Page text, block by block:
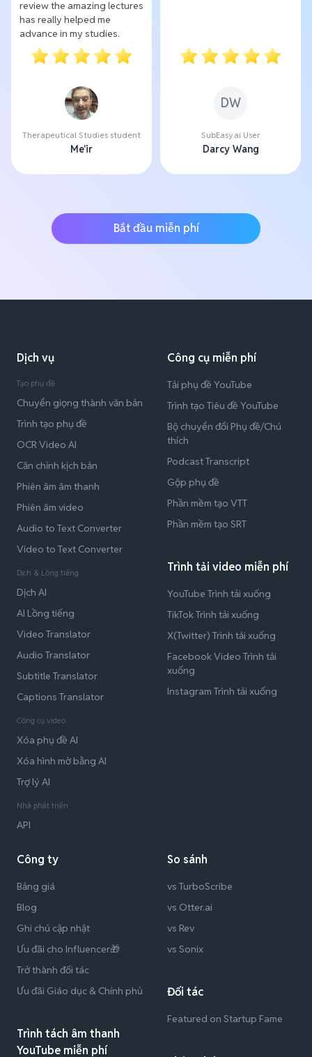
review the amazing lectures
has really helped me
advance in my studies.
Therapeutical Studies student
Me'ir
DW
SubEasy.ai User
Darcy Wang
Bắt đầu miễn phí
Dịch vụ
Tạo phụ đề
Chuyển giọng thành văn bản
Trình tạo phụ đề
OCR Video AI
Căn chỉnh kịch bản
Phiên âm âm thanh
Phiên âm video
Audio to Text Converter
Video to Text Converter
Dịch & Lồng tiếng
Dịch AI
AI Lồng tiếng
Video Translator
Audio Translator
Subtitle Translator
Captions Translator
Công cụ video
Xóa phụ đề AI
Xóa hình mờ bằng AI
Trợ lý AI
Nhà phát triển
API
Công cụ miễn phí
Tải phụ đề YouTube
Trình tạo Tiêu đề YouTube
Bộ chuyển đổi Phụ đề/Chú
thích
Podcast Transcript
Gộp phụ đề
Phần mềm tạo VTT
Phần mềm tạo SRT
Trình tải video miễn phí
YouTube Trình tải xuống
TikTok Trình tải xuống
X(Twitter) Trình tải xuống
Facebook Video Trình tải
xuống
Instagram Trình tải xuống
Công ty
Bảng giá
Blog
Ghi chú cập nhật
Ưu đãi cho Influencer🎁
Trở thành đối tác
Ưu đãi Giáo dục & Chính phủ
Trình tách âm thanh
YouTube miễn phí
So sánh
vs TurboScribe
vs Otter.ai
vs Rev
vs Sonix
Đối tác
Featured on Startup Fame